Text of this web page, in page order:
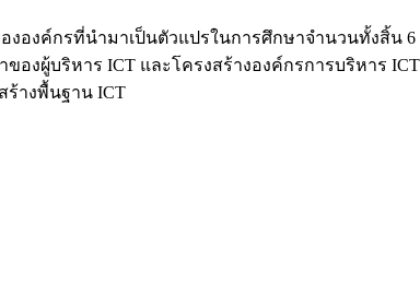
องค์กรที่นำมาเป็นตัวแปรในการศึกษาจำนวนทั้งสิ้น
งผู้บริหาร ICT และโครงสร้างองค์กรการบริหาร
างพื้นฐาน ICT